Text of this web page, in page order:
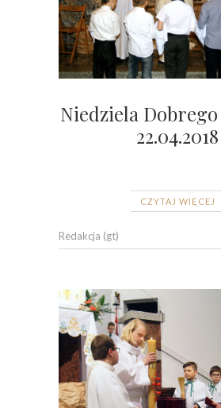
Niedziela
22.04.2018
CZYTAJ WIĘCEJ
Redakcja (gt)